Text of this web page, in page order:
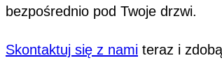
bezpośrednio pod Twoje drzwi.
Skontaktuj się z nami teraz i